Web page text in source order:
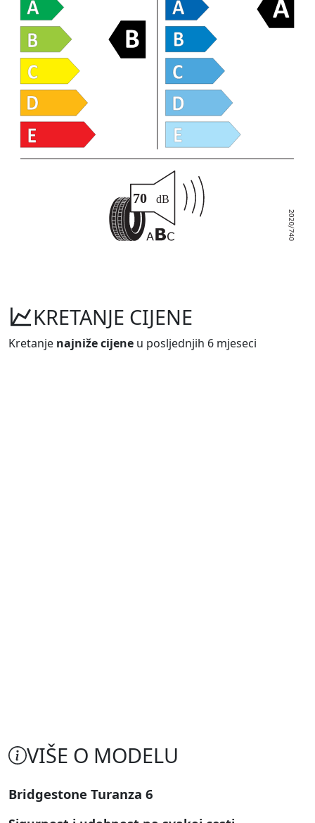
KRETANJE CIJENE
Kretanje najniže cijene u posljednjih 6 mjeseci
VIŠE O MODELU
Bridgestone Turanza 6